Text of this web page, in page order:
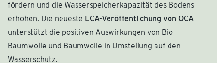
fördern und die Wasserspeicherkapazität des Bodens
erhöhen. Die neueste LCA-Veröffentlichung von OCA
unterstützt die positiven Auswirkungen von Bio-
Baumwolle und Baumwolle in Umstellung auf den
Wasserschutz.